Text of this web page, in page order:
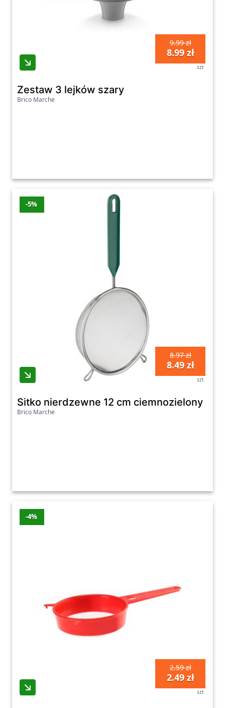
9.99 zł
8.99 zł
szt
Zestaw 3 lejków szary
Brico Marche
-5%
8.97 zł
8.49 zł
szt
Sitko nierdzewne 12 cm ciemnozielony
Brico Marche
-4%
2.59 zł
2.49 zł
szt